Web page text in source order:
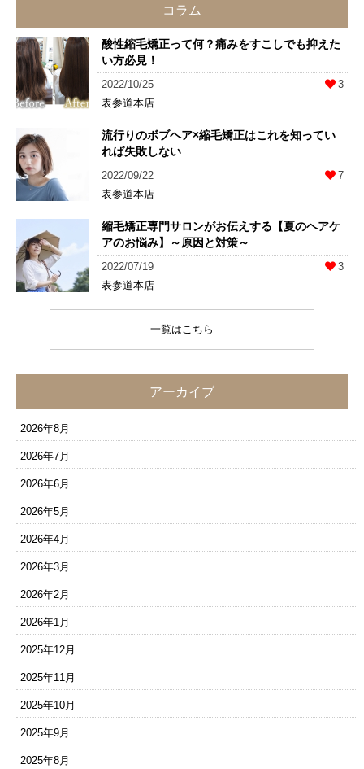
コラム
酸性縮毛矯正って何？痛みをすこしでも抑えた
い方必見！
2022/10/25
3
表参道本店
流行りのボブヘア×縮毛矯正はこれを知ってい
れば失敗しない
2022/09/22
7
表参道本店
縮毛矯正専門サロンがお伝えする【夏のヘアケ
アのお悩み】～原因と対策～
2022/07/19
3
表参道本店
一覧はこちら
アーカイブ
2026年8月
2026年7月
2026年6月
2026年5月
2026年4月
2026年3月
2026年2月
2026年1月
2025年12月
2025年11月
2025年10月
2025年9月
2025年8月